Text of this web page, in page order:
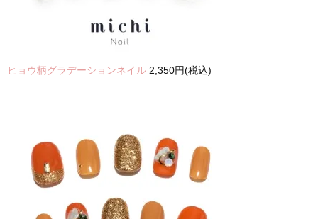
ヒョウ柄グラデーションネイル 2,350円(税込)